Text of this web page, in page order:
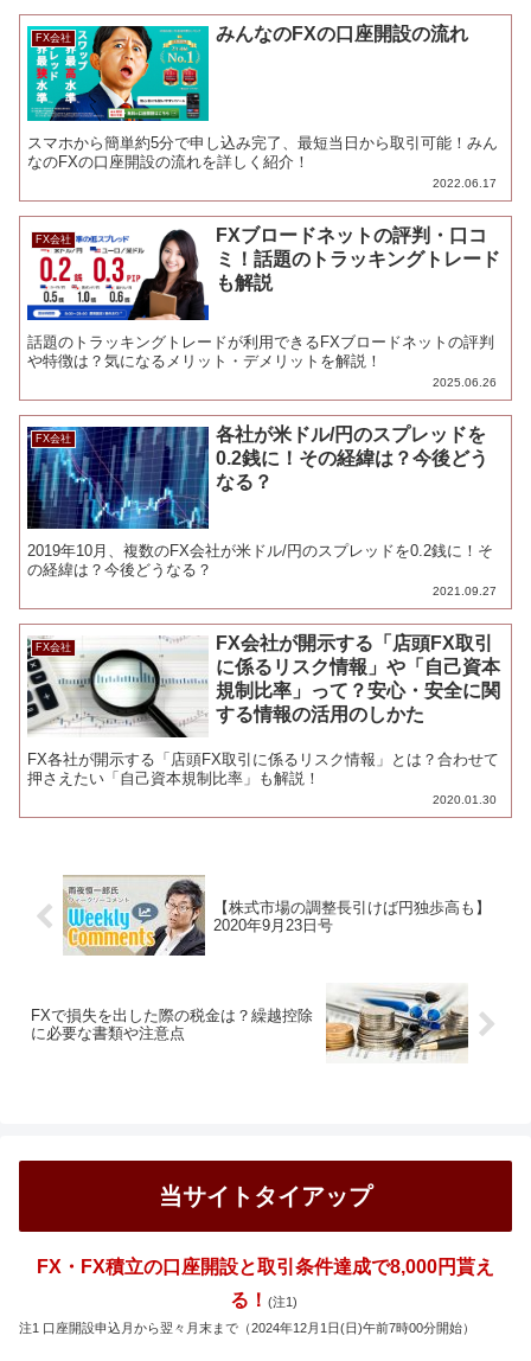
FX会社 みんなのFXの口座開設の流れ
スマホから簡単約5分で申し込み完了、最短当日から取引可能！みん
なのFXの口座開設の流れを詳しく紹介！
2022.06.17
FX会社
FXブロードネットの評判・口コ
ミ！話題のトラッキングトレード
も解説
話題のトラッキングトレードが利用できるFXブロードネットの評判
や特徴は？気になるメリット・デメリットを解説！
2025.06.26
FX会社
各社が米ドル/円のスプレッドを
0.2銭に！その経緯は？今後どう
なる？
2019年10月、複数のFX会社が米ドル/円のスプレッドを0.2銭に！そ
の経緯は？今後どうなる？
2021.09.27
FX会社
FX会社が開示する「店頭FX取引
に係るリスク情報」や「自己資本
規制比率」って？安心・安全に関
する情報の活用のしかた
FX各社が開示する「店頭FX取引に係るリスク情報」とは？合わせて
押さえたい「自己資本規制比率」も解説！
2020.01.30
【株式市場の調整長引けば円独歩高も】
2020年9月23日号
FXで損失を出した際の税金は？繰越控除
に必要な書類や注意点
当サイトタイアップ
FX・FX積立の口座開設と取引条件達成で8,000円貰え
る！ (注1)
注1 口座開設申込月から翌々月末まで（2024年12月1日(日)午前7時00分開始）